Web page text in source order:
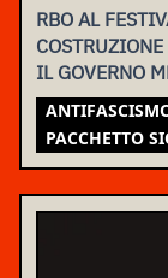
RBO AL
IL GOVERNO
MOVIMENTO
PACCHETTO